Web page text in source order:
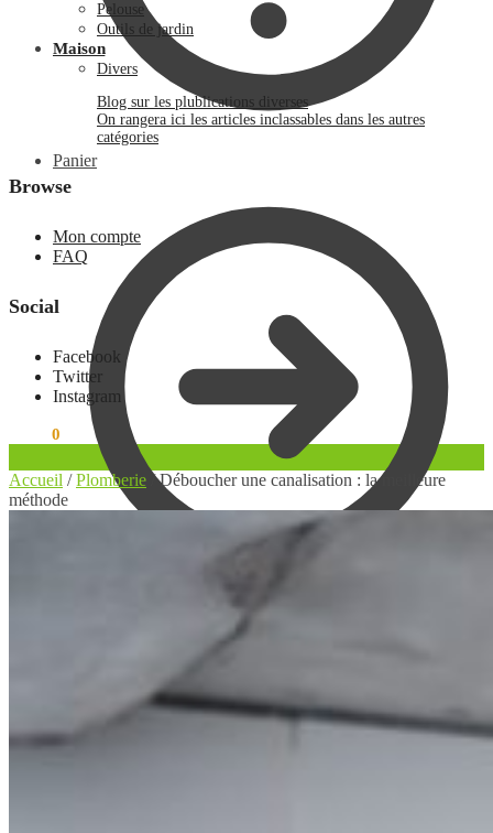
Panier
Pelouse
Outils de jardin
Maison
Divers
Blog sur les plublications diverses
On rangera ici les articles inclassables dans les autres
catégories
Browse
Mon compte
FAQ
Social
Facebook
Twitter
Instagram
0
Accueil /Plomberie /Déboucher une canalisation : la meilleure
méthode